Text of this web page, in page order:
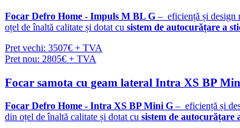
Focar Defro Home - Impuls M BL G – eficiență și design
oțel de înaltă calitate și dotat cu sistem de autocurățare a
Pret vechi: 3507€ + TVA
Pret nou: 2805€ + TVA
Focar samota cu geam lateral Intra XS BP
Focar Defro Home - Intra XS BP Mini G – eficiență și
din oțel de înaltă calitate și dotat cu sistem de autocurățare